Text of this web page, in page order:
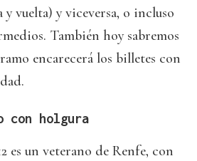
vuelta) y viceversa, o incluso
También hoy sabremos
encarecerá los billetes con
con holgura
es un veterano de Renfe, con